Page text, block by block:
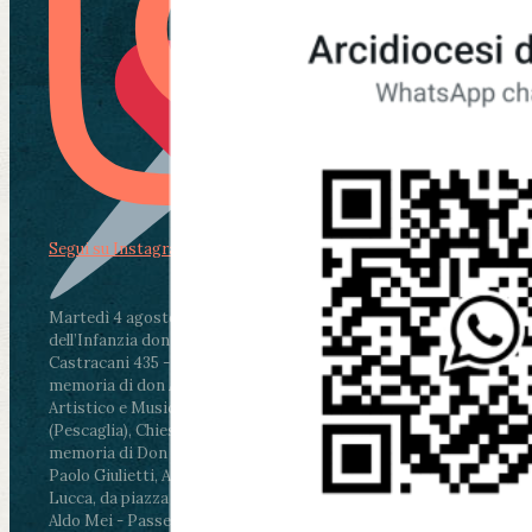
Martedì 4 agosto2026
ore 11:30 - Lucca, Scuola
dell’Infanzia don Aldo Mei - Viale Castruccio
Castracani 435 - Inaugurazione murales in
memoria di don Aldo Mei curato dal Liceo
Artistico e Musicale “Passaglia”
ore 18 - Fiano
(Pescaglia), Chiesa parrocchiale - Messa in
memoria di Don Aldo Mei celebrata da mons.
Paolo Giulietti, Arcivescovo di Lucca
ore 20.30 -
Lucca, da piazza San Michele al Cippo di don
Aldo Mei - Passeggiata della Memoria in alcuni
Segui su Instagram